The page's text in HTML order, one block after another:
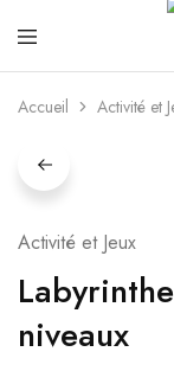
Paradis
Accueil Activité et
Activité et Jeux
niveaux